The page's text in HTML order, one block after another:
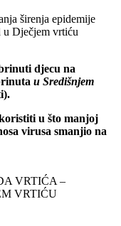
širenja epidemije
u Dječjem vrtiću
djecu na
u Središnjem
u što manjoj
virusa smanjio na
VRTIĆA –
VRTIĆU